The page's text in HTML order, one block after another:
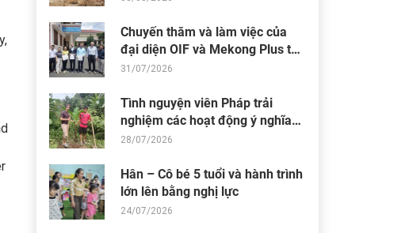
Chuyến thăm và làm việc của
đại diện OIF và Mekong Plus tại
cộng đồng dự án
31/07/2026
Tình nguyện viên Pháp trải
nghiệm các hoạt động ý nghĩa
tại Trung tâm Thiện Chí
28/07/2026
Hân – Cô bé 5 tuổi và hành trình
lớn lên bằng nghị lực
24/07/2026